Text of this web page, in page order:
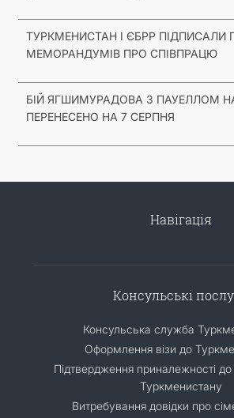
ТУРКМЕНИСТАН І ЄБРР ПІДПИСАЛИ
МЕМОРАНДУМІВ ПРО СПІВПРАЦЮ
БІЙ ЯГШИМУРАДОВА З ПАУЕЛЛОМ НА
ПЕРЕНЕСЕНО НА 7 СЕРПНЯ
Навігація
Консульські
Консульська служба
Оформлення візи до
Підтвердження приналежності
Туркменистану
Витребування довідки про